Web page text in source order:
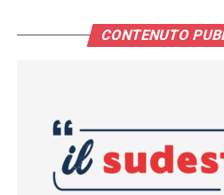
CONTENUTO